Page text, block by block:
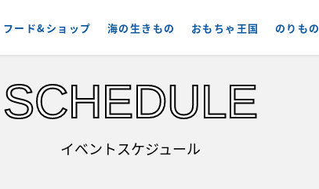
フード&ショップ 海の生きもの おもちゃ王国 のりもの
SCHEDULE
イベントスケジュール